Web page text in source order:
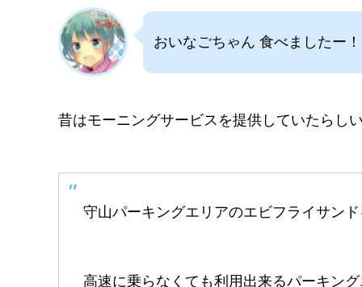
おいなごちゃん 食べましたー！
昔はモーニングサービスを提供していたらし
守山パーキングエリアのエビフライサン
高速に乗らなくても利用出来るパーキン